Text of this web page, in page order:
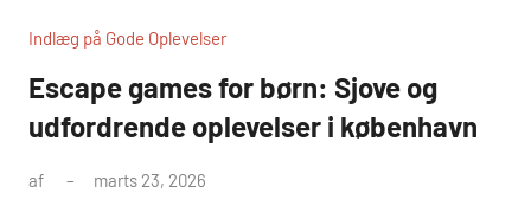
Indlæg på Gode Oplevelser
Escape games for børn: Sjove og
udfordrende oplevelser i københavn
af marts 23, 2026